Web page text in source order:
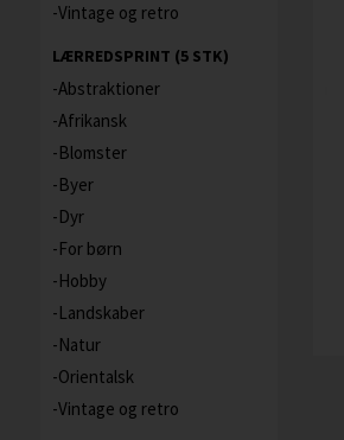
Vintage og retro
LÆRREDSPRINT (5 STK)
Abstraktioner
Afrikansk
Blomster
Byer
Dyr
For børn
Hobby
Landskaber
Natur
Orientalsk
Vintage og retro